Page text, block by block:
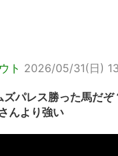
ト 2026/05/31(日)
パレス勝った馬だぞ
んより強い